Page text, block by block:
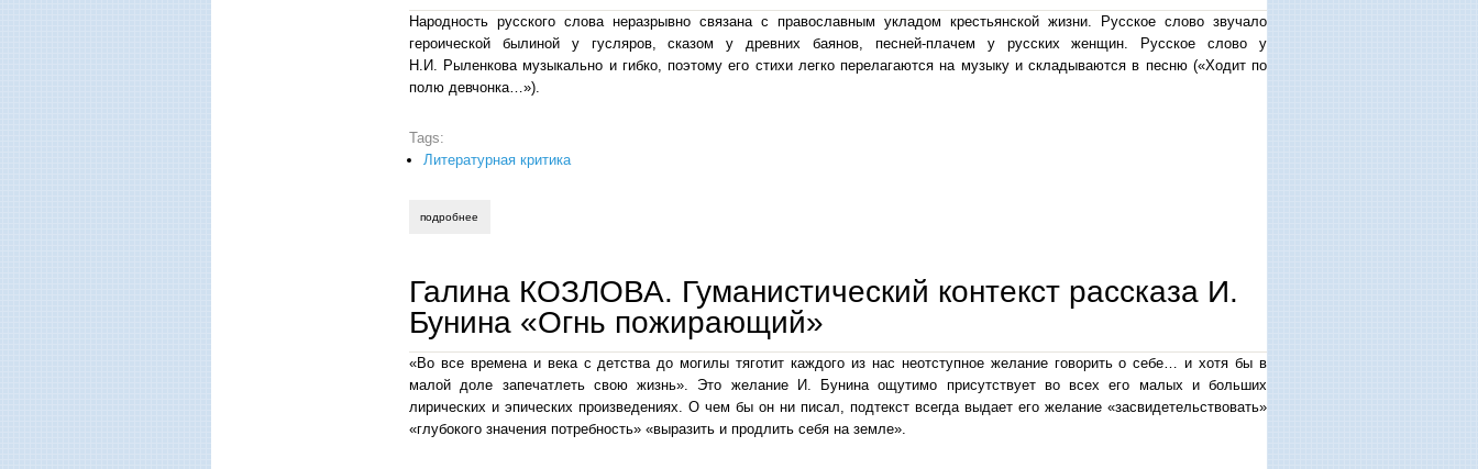
Народность русского слова неразрывно связана с православным укладом крестьянской жизни. Русское слово звучало
героической былиной у гусляров, сказом у древних баянов, песней-плачем у русских женщин. Русское слово у
Н.И. Рыленкова музыкально и гибко, поэтому его стихи легко перелагаются на музыку и складываются в песню («Ходит по
полю девчонка…»).
Tags:
Литературная критика
подробнее
Галина КОЗЛОВА. Гуманистический контекст рассказа И.
Бунина «Огнь пожирающий»
«Во все времена и века с детства до могилы тяготит каждого из нас неотступное желание говорить о себе… и хотя бы в
малой доле запечатлеть свою жизнь». Это желание И. Бунина ощутимо присутствует во всех его малых и больших
лирических и эпических произведениях. О чем бы он ни писал, подтекст всегда выдает его желание «засвидетельствовать»
«глубокого значения потребность» «выразить и продлить себя на земле».